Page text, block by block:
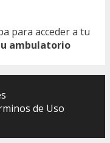
para acceder a tu
ambulatorio
de Uso